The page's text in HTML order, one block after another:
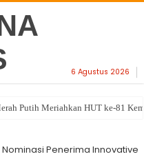
6 Agustus 2026
Putih Meriahkan HUT ke-81
Penerima Innovative